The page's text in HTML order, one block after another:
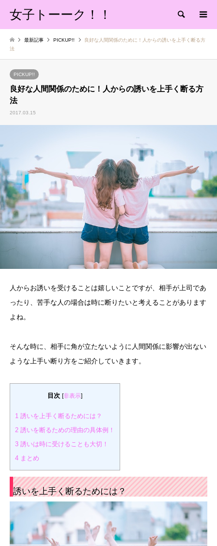
女子トーーク！！ 検索
最新記事 PICKUP!!
良好な人間関係のために！人からの誘いを上手く断る方
法
PICKUP!!
良好な人間関係のために！人からの誘いを上手く断る方
法
2017.03.15
人からお誘いを受けることは嬉しいことですが、相手が上司であ
ったり、苦手な人の場合は時に断りたいと考えることがあります
よね。
そんな時に、相手に角が立たないように人間関係に影響が出ない
ような上手い断り方をご紹介していきます。
目次 [非表示]
1 誘いを上手く断るためには？
2 誘いを断るための理由の具体例！
3 誘いは時に受けることも大切！
4 まとめ
誘いを上手く断るためには？